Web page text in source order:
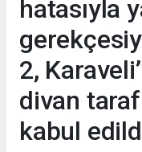
hatasıyla
2,
divan
kabul